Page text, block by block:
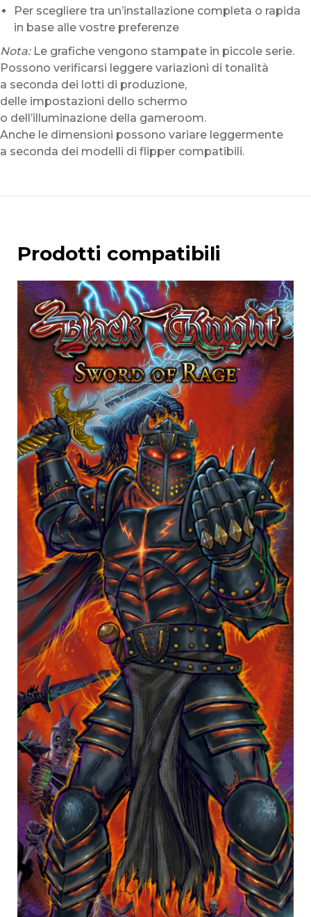
Per scegliere tra un’installazione completa o rapida
in base alle vostre preferenze
Nota:Le grafiche vengono stampate in piccole serie.
Possono verificarsi leggere variazioni di tonalità
a seconda dei lotti di produzione,
delle impostazioni dello schermo
o dell’illuminazione della gameroom.
Anche le dimensioni possono variare leggermente
a seconda dei modelli di flipper compatibili.
Prodotti compatibili